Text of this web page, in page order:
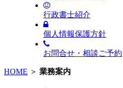
行政書士紹介
個人情報保護方針
お問合せ・相談ご予約
HOME ＞ 業務案内